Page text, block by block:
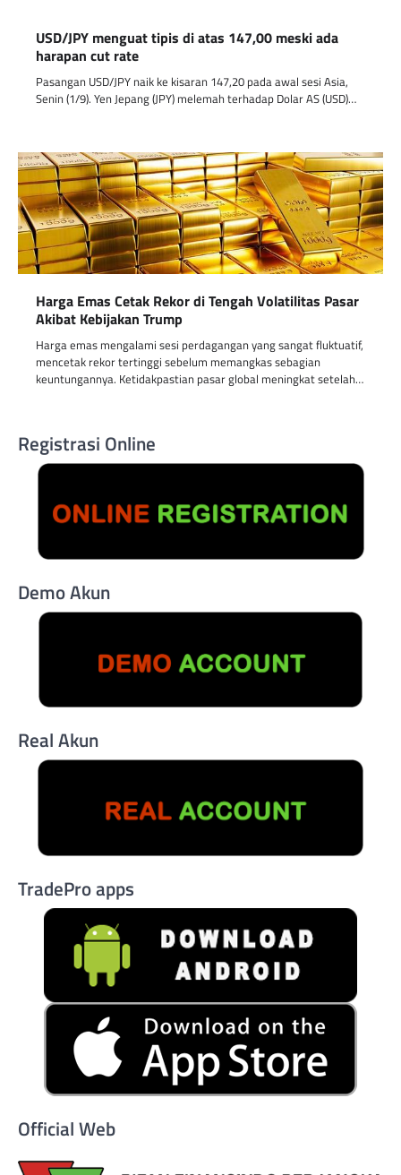
USD/JPY menguat tipis di atas 147,00 meski ada
harapan cut rate
Pasangan USD/JPY naik ke kisaran 147,20 pada awal sesi Asia,
Senin (1/9). Yen Jepang (JPY) melemah terhadap Dolar AS (USD)…
Harga Emas Cetak Rekor di Tengah Volatilitas Pasar
Akibat Kebijakan Trump
Harga emas mengalami sesi perdagangan yang sangat fluktuatif,
mencetak rekor tertinggi sebelum memangkas sebagian
keuntungannya. Ketidakpastian pasar global meningkat setelah…
Registrasi Online
Demo Akun
Real Akun
TradePro apps
Official Web